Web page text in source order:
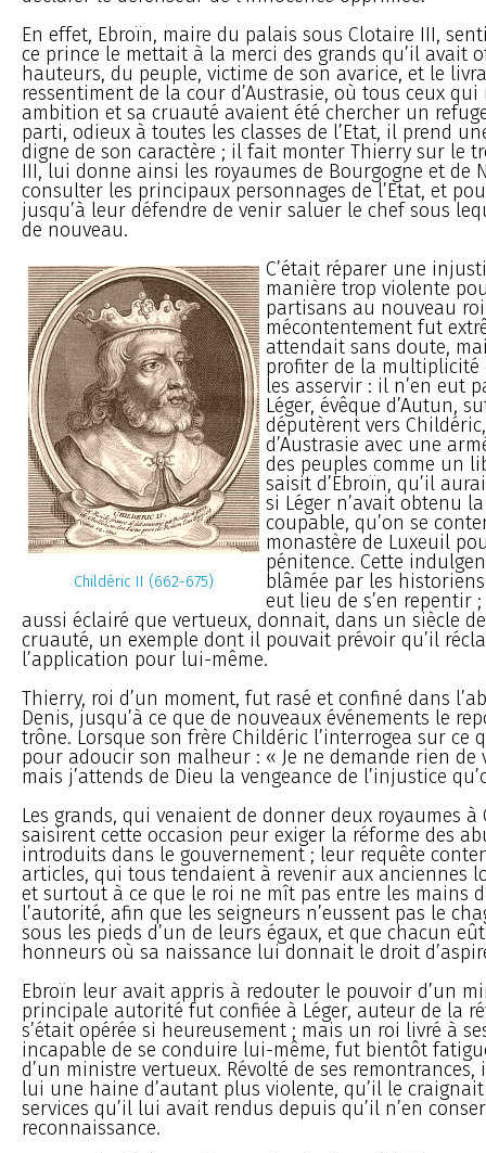
En effet, Ebroïn, maire du palais sous Clotaire III,
ce prince le mettait à la merci des grands qu’il avait
hauteurs, du peuple, victime de son avarice, et le
ressentiment de la cour d’Austrasie, où tous ceux
ambition et sa cruauté avaient été chercher un
parti, odieux à toutes les classes de l’Etat, il prend
digne de son caractère ; il fait monter Thierry sur le
III, lui donne ainsi les royaumes de Bourgogne et de
consulter les principaux personnages de l’Etat, et
jusqu’à leur défendre de venir saluer le chef sous
de nouveau.
Childéric II (662-675)
C’était réparer une
manière trop violente
partisans au nouveau
mécontentement fut
attendait sans doute,
profiter de la multiplicité
les asservir : il n’en eut
Léger, évêque d’Autun,
députèrent vers
d’Austrasie avec une
des peuples comme un
saisit d’Ebroïn, qu’il
si Léger n’avait obtenu
coupable, qu’on se
monastère de Luxeuil
pénitence. Cette
blâmée par les
eut lieu de s’en repentir
aussi éclairé que vertueux, donnait, dans un siècle
cruauté, un exemple dont il pouvait prévoir qu’il
l’application pour lui-même.
Thierry, roi d’un moment, fut rasé et confiné dans
Denis, jusqu’à ce que de nouveaux événements le
trône. Lorsque son frère Childéric l’interrogea sur ce
pour adoucir son malheur : « Je ne demande rien de
mais j’attends de Dieu la vengeance de l’injustice
Les grands, qui venaient de donner deux royaumes à
saisirent cette occasion peur exiger la réforme des
introduits dans le gouvernement ; leur requête
articles, qui tous tendaient à revenir aux anciennes
et surtout à ce que le roi ne mît pas entre les mains
l’autorité, afin que les seigneurs n’eussent pas le
sous les pieds d’un de leurs égaux, et que chacun
honneurs où sa naissance lui donnait le droit
Ebroïn leur avait appris à redouter le pouvoir d’un
principale autorité fut confiée à Léger, auteur de la
s’était opérée si heureusement ; mais un roi livré à
incapable de se conduire lui-même, fut bientôt
d’un ministre vertueux. Révolté de ses
lui une haine d’autant plus violente, qu’il le
services qu’il lui avait rendus depuis qu’il n’en
reconnaissance.